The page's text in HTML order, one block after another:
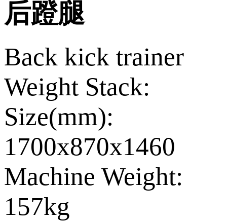
后蹬腿
Back kick trainer
Weight Stack:
Size(mm):
1700x870x1460
Machine Weight:
157kg